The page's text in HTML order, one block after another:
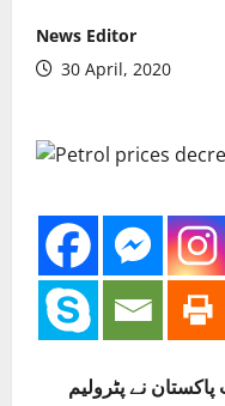
News Editor
30 April, 2020
نے پٹرولیم